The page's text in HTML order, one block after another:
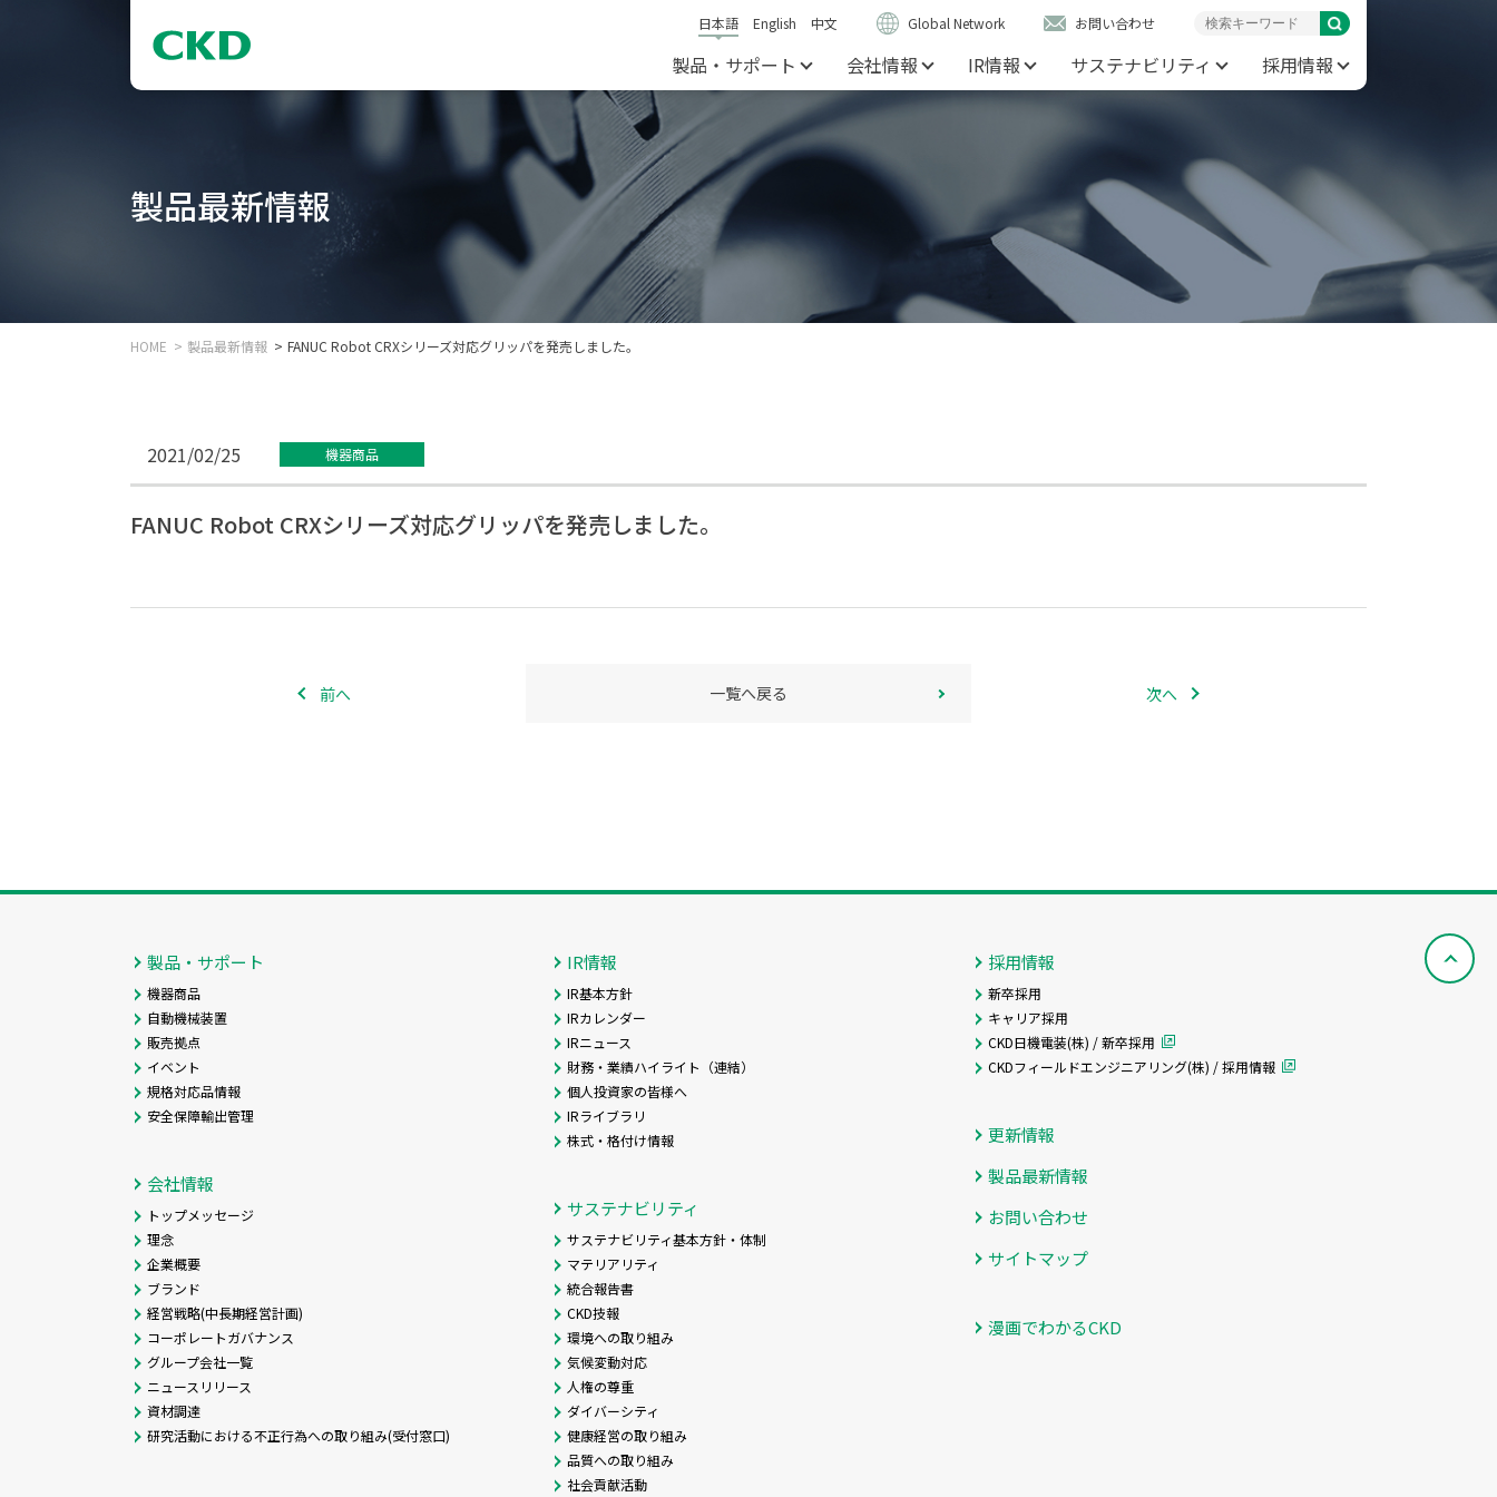
日本語 English 中文 Global Network お問い合わせ
製品・サポート 会社情報 IR情報 サステナビリティ 採用情報
製品最新情報
HOME 製品最新情報 FANUC Robot CRXシリーズ対応グリッパを発売しました。
2021/02/25 機器商品
FANUC Robot CRXシリーズ対応グリッパを発売しました。
前へ 次へ
一覧へ戻る
製品・サポート
機器商品
自動機械装置
販売拠点
イベント
規格対応品情報
安全保障輸出管理
会社情報
トップメッセージ
理念
企業概要
ブランド
経営戦略(中長期経営計画)
コーポレートガバナンス
グループ会社一覧
ニュースリリース
資材調達
研究活動における不正行為への取り組み(受付窓口)
IR情報
IR基本方針
IRカレンダー
IRニュース
財務・業績ハイライト（連結）
個人投資家の皆様へ
IRライブラリ
株式・格付け情報
サステナビリティ
サステナビリティ基本方針・体制
マテリアリティ
統合報告書
CKD技報
環境への取り組み
気候変動対応
人権の尊重
ダイバーシティ
健康経営の取り組み
品質への取り組み
社会貢献活動
採用情報
新卒採用
キャリア採用
CKD日機電装(株) / 新卒採用
CKDフィールドエンジニアリング(株) / 採用情報
更新情報
製品最新情報
お問い合わせ
サイトマップ
漫画でわかるCKD